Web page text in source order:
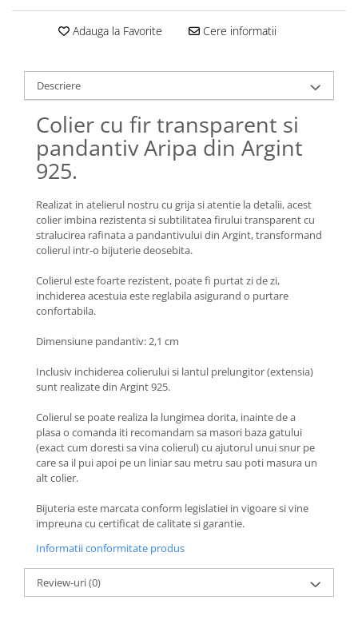
Lănțișoare cu Pietre Naturale
Lănțișoare Argint Diverse
Coliere cu Perle Naturale
Coliere cu Perle Preciosa
COLIERE ȘNUR REGLABIL
Coliere cu Inimioare
Coliere cu Cruce
Coliere cu Soare
Coliere cu Semilună
Coliere cu Zodii
Coliere cu Animale
Coliere cu Molecule
BRĂȚĂRI CU ȘNUR REGLABIL
Brățări din Aur cu șnur reglabil
Brățări din Argint cu șnur reglabil
BRĂȚĂRI CU PIETRE SEMIPREȚIOASE
Brățări din Aur cu pietre
semiprețioase
semiprețioase
Brățări elastice cu pietre
semiprețioase
BRĂȚĂRI DE PICIOR
Brățări de picior din Aur
Adauga la Favorite Cere informatii
Descriere
Colier cu fir transparent si
pandantiv Aripa din Argint
925.
Realizat in atelierul nostru cu grija si atentie la detalii, acest
colier imbina rezistenta si subtilitatea firului transparent cu
stralucirea rafinata a pandantivului din Argint, transformand
colierul intr-o bijuterie deosebita.
Colierul este foarte rezistent, poate fi purtat zi de zi,
inchiderea acestuia este reglabila asigurand o purtare
confortabila.
Dimensiune pandantiv: 2,1 cm
Inclusiv inchiderea colierului si lantul prelungitor (extensia)
sunt realizate din Argint 925.
Colierul se poate realiza la lungimea dorita, inainte de a
plasa o comanda iti recomandam sa masori baza gatului
(exact cum doresti sa vina colierul) cu ajutorul unui snur pe
care sa il pui apoi pe un liniar sau metru sau poti masura un
alt colier.
Bijuteria este marcata conform legislatiei in vigoare si vine
impreuna cu certificat de calitate si garantie.
Informatii conformitate produs
Review-uri(0)